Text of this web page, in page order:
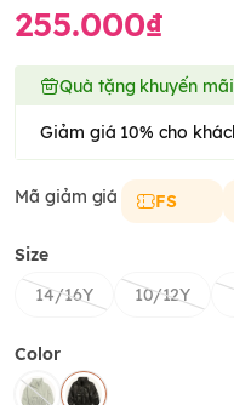
255.000₫
Quà tặng khuyến mãi
Giảm giá 10% cho
Mã giảm giá FS
Size
14/16Y
10/12Y
Color